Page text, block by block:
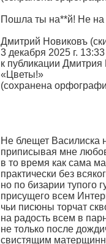
Пошла ты на**й! Не на
Дмитрий Новиковъ
3 декабря 2025 г. 13:33
к публикации Дмитрия
«Цветы!»
(сохранена
Не блещет Василиска
приписывая мне
в то время как сама
практически без
но по бизарии тупого
присущего всем
чьи писюны торчат
на радость всем в
не только после
свистящим